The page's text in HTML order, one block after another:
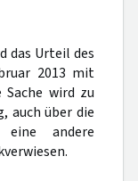
das Urteil des
2013 mit
wird zu
auch über die
andere